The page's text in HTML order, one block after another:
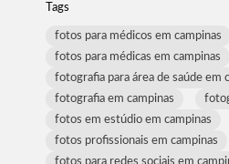
Tags
fotos para médicos em campinas
fotos para médicas em campinas
fotografia para área de saúde em
fotografia em campinas
fotos em estúdio em campinas
fotos profissionais em campinas
fotos para redes sociais em